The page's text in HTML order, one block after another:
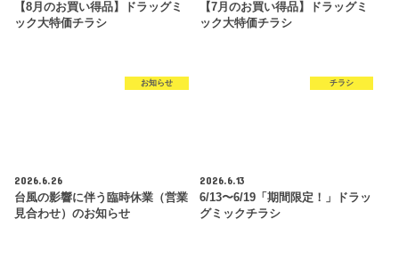
【8月のお買い得品】ドラッグミ
ック大特価チラシ
【7月のお買い得品】ドラッグミ
ック大特価チラシ
お知らせ
2026.6.26
台風の影響に伴う臨時休業（営業
見合わせ）のお知らせ
チラシ
2026.6.13
6/13〜6/19「期間限定！」ドラッ
グミックチラシ